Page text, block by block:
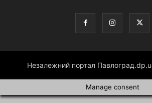
Незалежний портал
Manage consent